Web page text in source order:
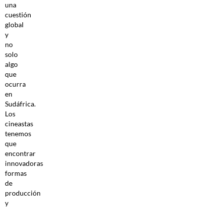
una
cuestión
global
y
no
solo
algo
que
ocurra
en
Sudáfrica.
Los
cineastas
tenemos
que
encontrar
innovadoras
formas
de
producción
y